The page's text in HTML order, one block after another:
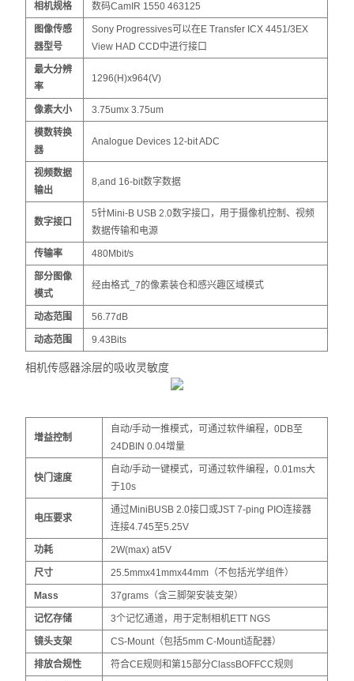
相机规格 数码CamIR 1550 463125
图像传感
器型号
Sony Progressives可以在E Transfer ICX 4451/3EX
View HAD CCD中进行接口
最大分辨
率
1296(H)x964(V)
像素大小 3.75umx 3.75um
模数转换
器
Analogue Devices 12-bit ADC
视频数据
输出
8,and 16-bit数字数据
数字接口
5针Mini-B USB 2.0数字接口，用于摄像机控制、视频
数据传输和电源
传输率 480Mbit/s
部分图像
模式
经由格式_7的像素装仓和感兴趣区域模式
动态范围 56.77dB
动态范围 9.43Bits
相机传感器涂层的吸收灵敏度
增益控制
自动/手动一推模式，可通过软件编程，0DB至
24DBIN 0.04增量
快门速度
自动/手动一键模式，可通过软件编程，0.01ms大
于10s
电压要求
通过MiniBUSB 2.0接口或JST 7-ping PIO连接器
连接4.745至5.25V
功耗 2W(max) at5V
尺寸 25.5mmx41mmx44mm（不包括光学组件）
Mass 37grams（含三脚架安装支架）
记忆存储 3个记忆通道，用于定制相机ETT NGS
镜头支架 CS-Mount（包括5mm C-Mount适配器）
排放合规性 符合CE规则和第15部分ClassBOFFCC规则